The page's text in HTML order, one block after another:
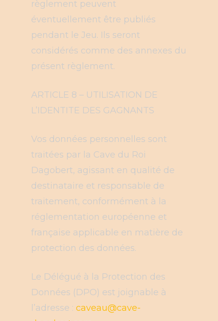
règlement peuvent
éventuellement être publiés
pendant le Jeu. Ils seront
considérés comme des annexes du
présent règlement.
ARTICLE 8 – UTILISATION DE
L’IDENTITE DES GAGNANTS
Vos données personnelles sont
traitées par la Cave du Roi
Dagobert, agissant en qualité de
destinataire et responsable de
traitement, conformément à la
réglementation européenne et
française applicable en matière de
protection des données.
Le Délégué à la Protection des
Données (DPO) est joignable à
l’adresse : caveau@cave-